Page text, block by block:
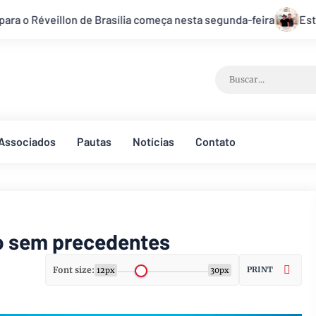
segunda-feira Está na hora de receber 2025 com o
Pautas Notícias Contato
sem precedentes
Font size: 12px 30px PRINT